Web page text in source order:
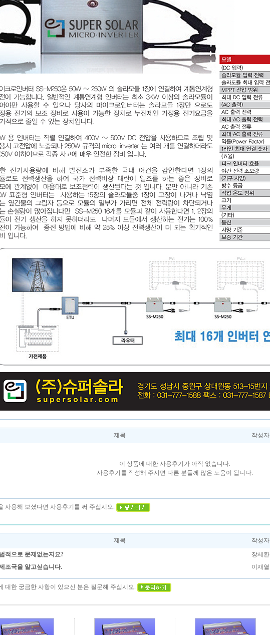
제목 작성자
이 상품에 대한 사용후기가 아직 없습니다.
사용후기를 작성해 주시면 다른 분들께 많은 도움이 됩니다.
사용해 보셨다면 사용후기를 써 주십시오.
제목 작성자
법적으로 문제없는지요? 장세환
조국을 알고싶습니다. 이재열
대한 궁금한 사항이 있으신 분은 질문해 주십시오.